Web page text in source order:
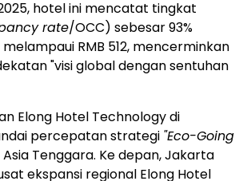
hotel ini mencatat tingkat
rate/OCC) sebesar 93%
melampaui RMB 512, mencerminkan
"visi global dengan sentuhan
Elong Hotel Technology di
percepatan strategi "Eco-Going
Tenggara. Ke depan, Jakarta
ekspansi regional Elong Hotel